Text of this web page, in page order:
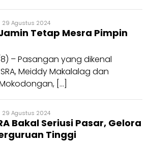
29 Agustus 2024
Tetap Mesra Pimpin
8) – Pasangan yang dikenal
Meiddy Makalalag dan
[…]
29 Agustus 2024
Bakal Seriusi Pasar, Gelora
Tinggi